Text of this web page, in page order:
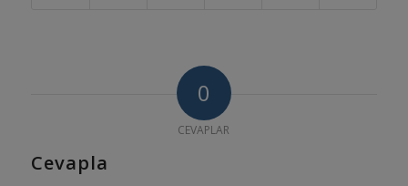
0
CEVAPLAR
Cevapla